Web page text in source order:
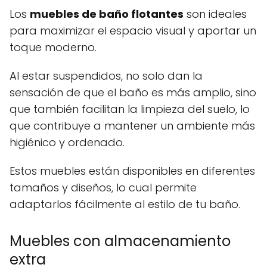
Los muebles de baño flotantes son ideales
para maximizar el espacio visual y aportar un
toque moderno.
Al estar suspendidos, no solo dan la
sensación de que el baño es más amplio, sino
que también facilitan la limpieza del suelo, lo
que contribuye a mantener un ambiente más
higiénico y ordenado.
Estos muebles están disponibles en diferentes
tamaños y diseños, lo cual permite
adaptarlos fácilmente al estilo de tu baño.
Muebles con almacenamiento
extra